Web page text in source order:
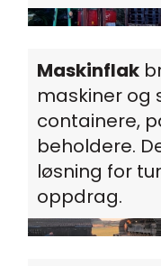
Maskinflak
maskiner og
containere,
beholdere.
løsning for
oppdrag.